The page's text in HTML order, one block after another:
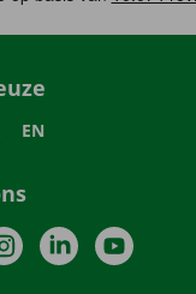
EN
InstagramLinkedInYouTube